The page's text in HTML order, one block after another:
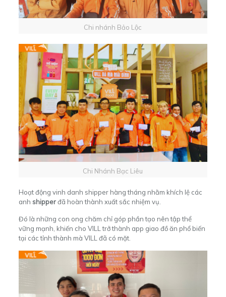
Chi nhánh Bảo Lộc
Chi Nhánh Bạc Liêu
Hoạt động vinh danh shipper hàng tháng nhằm khích lệ các
anh shipperđã hoàn thành xuất sắc nhiệm vụ.
Đó là những con ong chăm chỉ góp phần tạo nên tập thể
vững mạnh, khiến cho VILL trở thành app giao đồ ăn phổ biến
tại các tỉnh thành mà VILL đã có mặt.